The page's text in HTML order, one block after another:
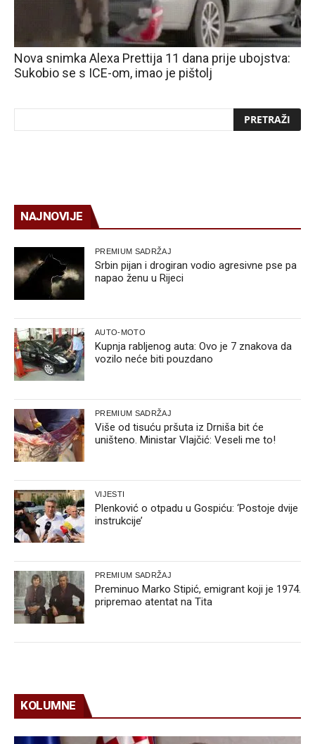
Nova snimka Alexa Prettija 11 dana prije ubojstva:
Sukobio se s ICE-om, imao je pištolj
NAJNOVIJE
PREMIUM SADRŽAJ
Srbin pijan i drogiran vodio agresivne pse pa
napao ženu u Rijeci
AUTO-MOTO
Kupnja rabljenog auta: Ovo je 7 znakova da
vozilo neće biti pouzdano
PREMIUM SADRŽAJ
Više od tisuću pršuta iz Drniša bit će
uništeno. Ministar Vlajčić: Veseli me to!
VIJESTI
Plenković o otpadu u Gospiću: ‘Postoje dvije
instrukcije’
PREMIUM SADRŽAJ
Preminuo Marko Stipić, emigrant koji je 1974.
pripremao atentat na Tita
KOLUMNE